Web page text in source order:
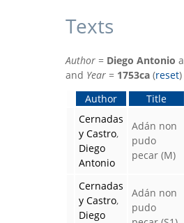
Texts
Author = Diego Antonio
and Year = 1753ca (reset)
Author
Title
Cernadas
y Castro,
Diego
Antonio
Adán non
pudo
pecar (M)
Cernadas
y Castro,
Diego
Adán non
pudo